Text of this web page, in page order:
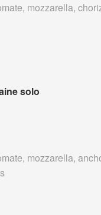
mozzarella,
solo
mozzarella,